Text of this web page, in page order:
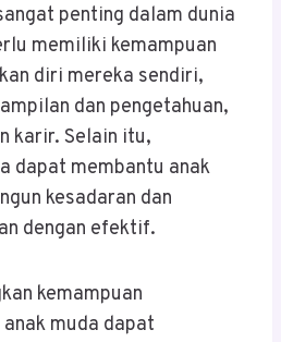
penting dalam dunia
memiliki kemampuan
diri mereka sendiri,
dan pengetahuan,
karir. Selain itu,
dapat membantu anak
kesadaran dan
dengan efektif.
kemampuan
muda dapat